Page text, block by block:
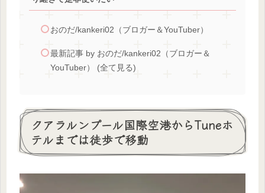
おのだ/kankeri02（ブロガー＆YouTuber）
最新記事 by おのだ/kankeri02（ブロガー＆
YouTuber） (全て見る)
クアラルンプール国際空港からTuneホ
テルまでは徒歩で移動